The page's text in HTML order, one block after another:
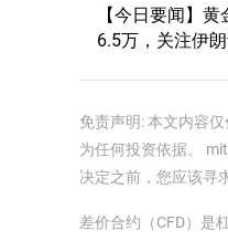
【今日要闻】
6.5万，关注伊
免责声明: 本文内容
为任何投资依据。
决定之前，您应该寻
差价合约（CFD）是